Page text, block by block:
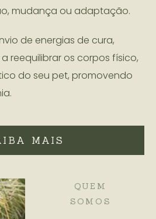
mudança ou adaptação.
de energias de cura,
reequilibrar os corpos físico,
do seu pet, promovendo
MAIS
QUEM
SOMOS